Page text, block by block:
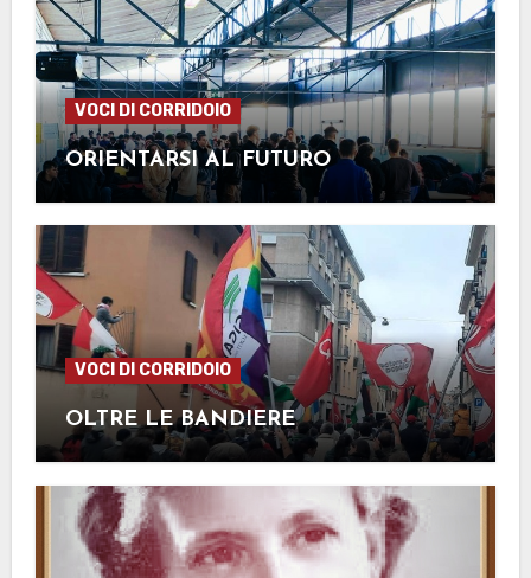
VOCI DI CORRIDOIO
ORIENTARSI AL FUTURO
VOCI DI CORRIDOIO
OLTRE LE BANDIERE